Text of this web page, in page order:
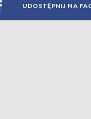
UDOSTĘPNIJ NA